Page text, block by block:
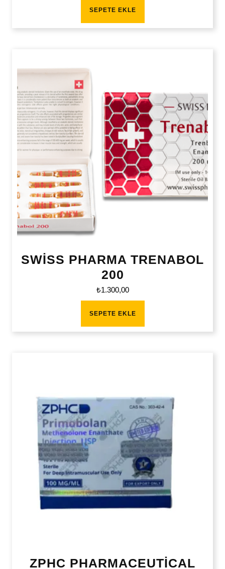
SEPETE EKLE
SWİSS PHARMA TRENABOL
200
₺1.300,00
SEPETE EKLE
ZPHC PHARMACEUTİCAL